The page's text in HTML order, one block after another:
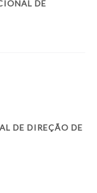
DE
DE DIREÇÃO DE